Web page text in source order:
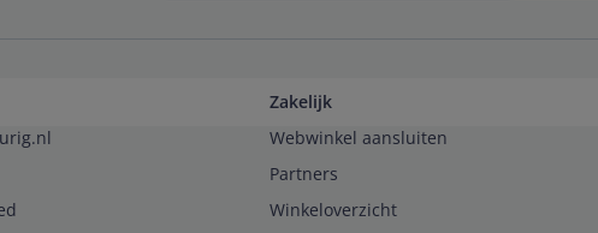
Zakelijk
Webwinkel aansluiten
Partners
Winkeloverzicht